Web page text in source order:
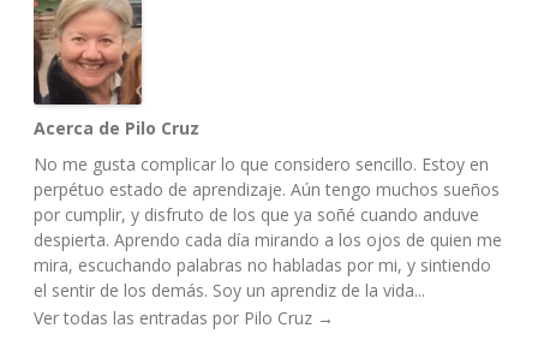
Acerca de Pilo Cruz
No me gusta complicar lo que considero sencillo. Estoy en
perpétuo estado de aprendizaje. Aún tengo muchos sueños
por cumplir, y disfruto de los que ya soñé cuando anduve
despierta. Aprendo cada día mirando a los ojos de quien me
mira, escuchando palabras no habladas por mi, y sintiendo
el sentir de los demás. Soy un aprendiz de la vida...
Ver todas las entradas por Pilo Cruz →